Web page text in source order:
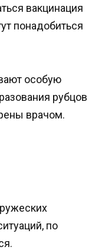
вакцинация
понадобиться
особую
рубцов
врачом.
по